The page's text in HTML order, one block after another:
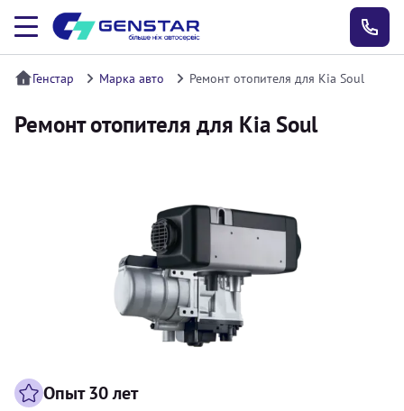
Генстар Марка авто Ремонт отопителя для Kia Soul
Ремонт отопителя для Kia Soul
Опыт 30 лет